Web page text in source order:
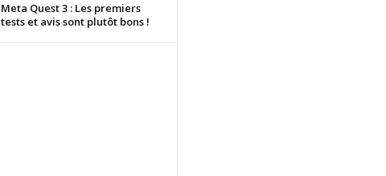
Meta Quest 3 : Les premiers
tests et avis sont plutôt bons !